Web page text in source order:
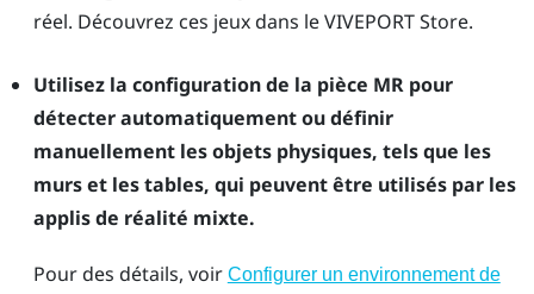
réel. Découvrez ces jeux dans leVIVEPORTStore.
Utilisez la configuration de la pièce MR pour
détecter automatiquement ou définir
manuellement les objets physiques, tels que les
murs et les tables, qui peuvent être utilisés par les
applis de réalité mixte.
Pour des détails, voir Configurer un environnement de